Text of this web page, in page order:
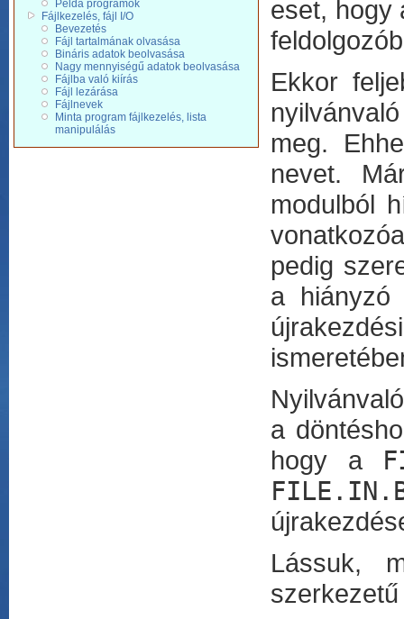
Példa programok
Fájlkezelés, fájl I/O
Bevezetés
Fájl tartalmának olvasása
Bináris adatok beolvasása
Nagy mennyiségű adatok beolvasása
Fájlba való kiírás
Fájl lezárása
Fájlnevek
Minta program fájlkezelés, lista
manipulálás
eset, hogy
Ekkor
meg.
nevet.
modulból
pedig
a hiányzó
a
hogy a
Lássuk,